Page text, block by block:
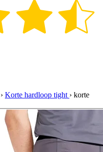
› Korte hardloop tight › korte